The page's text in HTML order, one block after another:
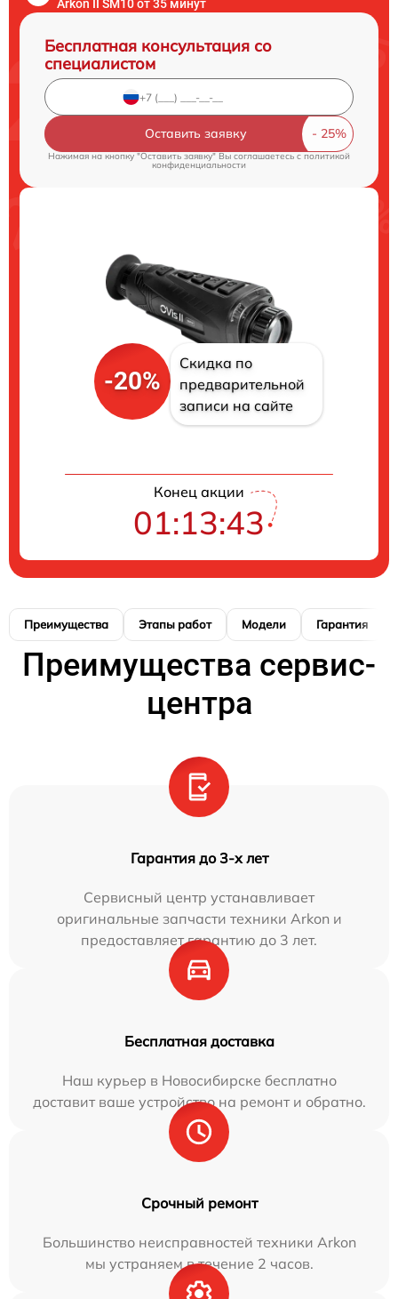
Arkon II SM10 от 35 минут
Бесплатная консультация со
специалистом
Оставить заявку
Нажимая на кнопку "Оставить заявку" Вы соглашаетесь c политикой
конфиденциальности
-20%
Скидка по
предварительной
записи на сайте
Конец акции
01:13:42
Преимущества Этапы работ Модели Гарантия
Преимущества сервис-
центра
Гарантия до 3-х лет
Сервисный центр устанавливает
оригинальные запчасти техники Arkon и
предоставляет гарантию до 3 лет.
Бесплатная доставка
Наш курьер в Новосибирске бесплатно
доставит ваше устройство на ремонт и обратно.
Срочный ремонт
Большинство неисправностей техники Arkon
мы устраняем в течение 2 часов.